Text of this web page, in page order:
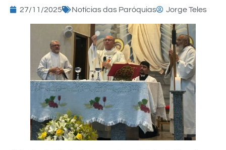
27/11/2025 Notícias das Paróquias Jorge Teles